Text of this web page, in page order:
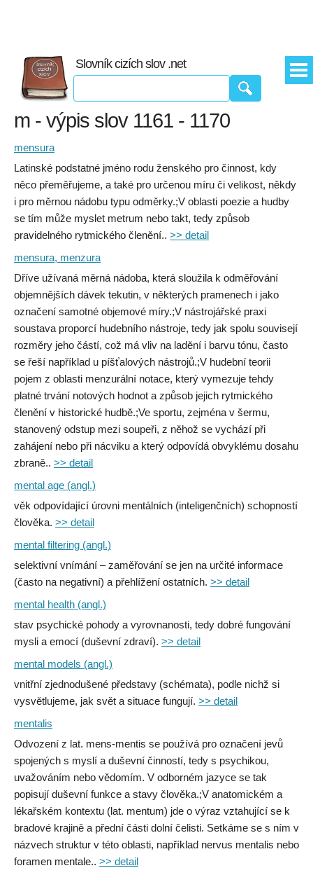
Slovník cizích slov .net
m - výpis slov 1161 - 1170
mensura
Latinské podstatné jméno rodu ženského pro činnost, kdy
něco přeměřujeme, a také pro určenou míru či velikost, někdy
i pro měrnou nádobu typu odměrky.;V oblasti poezie a hudby
se tím může myslet metrum nebo takt, tedy způsob
pravidelného rytmického členění.. >> detail
mensura, menzura
Dříve užívaná měrná nádoba, která sloužila k odměřování
objemnějších dávek tekutin, v některých pramenech i jako
označení samotné objemové míry.;V nástrojářské praxi
soustava proporcí hudebního nástroje, tedy jak spolu souvisejí
rozměry jeho částí, což má vliv na ladění i barvu tónu, často
se řeší například u píšťalových nástrojů.;V hudební teorii
pojem z oblasti menzurální notace, který vymezuje tehdy
platné trvání notových hodnot a způsob jejich rytmického
členění v historické hudbě.;Ve sportu, zejména v šermu,
stanovený odstup mezi soupeři, z něhož se vychází při
zahájení nebo při nácviku a který odpovídá obvyklému dosahu
zbraně.. >> detail
mental age (angl.)
věk odpovídající úrovni mentálních (inteligenčních) schopností
člověka. >> detail
mental filtering (angl.)
selektivní vnímání – zaměřování se jen na určité informace
(často na negativní) a přehlížení ostatních. >> detail
mental health (angl.)
stav psychické pohody a vyrovnanosti, tedy dobré fungování
mysli a emocí (duševní zdraví). >> detail
mental models (angl.)
vnitřní zjednodušené představy (schémata), podle nichž si
vysvětlujeme, jak svět a situace fungují. >> detail
mentalis
Odvození z lat. mens-mentis se používá pro označení jevů
spojených s myslí a duševní činností, tedy s psychikou,
uvažováním nebo vědomím. V odborném jazyce se tak
popisují duševní funkce a stavy člověka.;V anatomickém a
lékařském kontextu (lat. mentum) jde o výraz vztahující se k
bradové krajině a přední části dolní čelisti. Setkáme se s ním v
názvech struktur v této oblasti, například nervus mentalis nebo
foramen mentale.. >> detail